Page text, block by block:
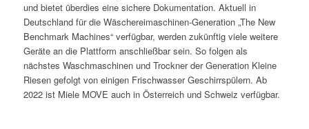
und bietet überdies eine sichere Dokumentation. Aktuell in
Deutschland für die Wäschereimaschinen-Generation „The New
Benchmark Machines“ verfügbar, werden zukünftig viele weitere
Geräte an die Plattform anschließbar sein. So folgen als
nächstes Waschmaschinen und Trockner der Generation Kleine
Riesen gefolgt von einigen Frischwasser Geschirrspülern. Ab
2022 ist Miele MOVE auch in Österreich und Schweiz verfügbar.